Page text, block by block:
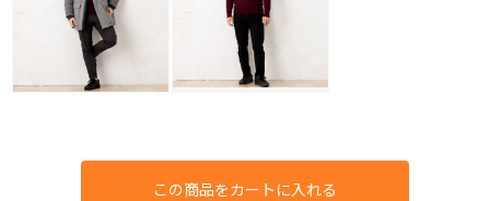
この商品をカートに入れる